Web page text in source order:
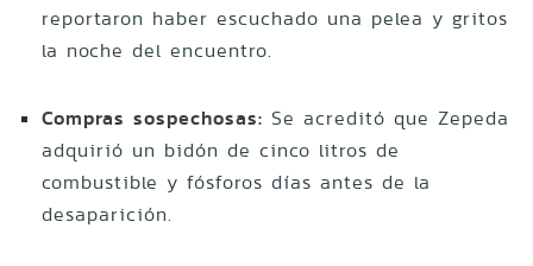
reportaron haber escuchado una pelea y gritos
la noche del encuentro.
Compras sospechosas: Se acreditó que Zepeda
adquirió un bidón de cinco litros de
combustible y fósforos días antes de la
desaparición.